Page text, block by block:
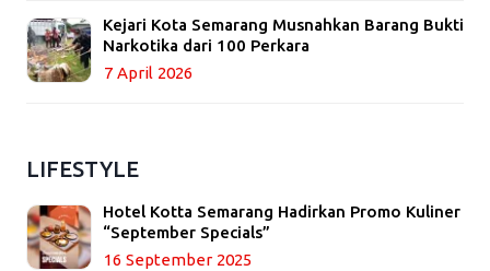
Kejari Kota Semarang Musnahkan Barang Bukti
Narkotika dari 100 Perkara
7 April 2026
LIFESTYLE
Hotel Kotta Semarang Hadirkan Promo Kuliner
“September Specials”
16 September 2025